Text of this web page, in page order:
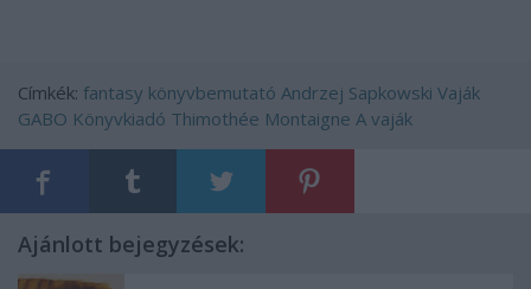
Címkék: fantasy könyvbemutató Andrzej Sapkowski Vaják
GABO Könyvkiadó Thimothée Montaigne A vaják
Ajánlott bejegyzések: